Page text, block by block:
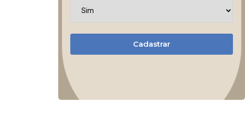
Cadastrar